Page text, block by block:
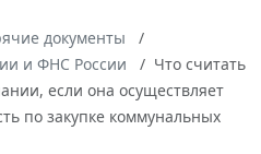
документы
и ФНС России
Что считать
если она осуществляет
по закупке коммунальных